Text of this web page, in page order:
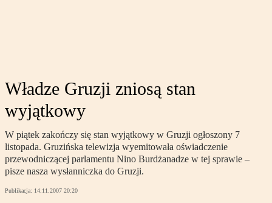
Władze Gruzji zniosą stan
wyjątkowy
W piątek zakończy się stan wyjątkowy w Gruzji ogłoszony 7
listopada. Gruzińska telewizja wyemitowała oświadczenie
przewodniczącej parlamentu Nino Burdżanadze w tej sprawie –
pisze nasza wysłanniczka do Gruzji.
Publikacja: 14.11.2007 20:20